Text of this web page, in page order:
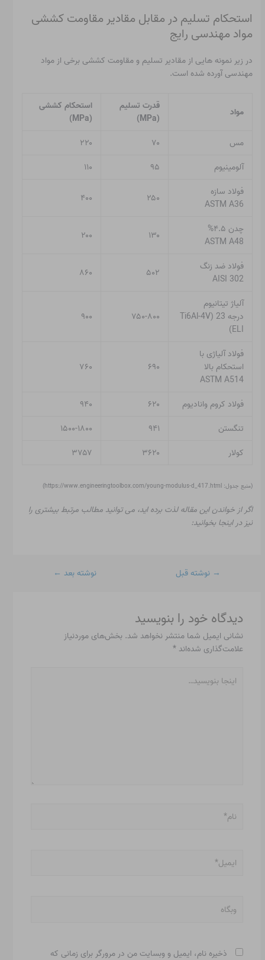
استحکام تسلیم در مقابل مقادیر مقاومت کششی
مواد مهندسی رایج
در زیر نمونه هایی از مقادیر تسلیم و مقاومت کششی برخی از مواد
مهندسی آورده شده است.
مواد
قدرت تسلیم
(MPa)
استحکام کششی
(MPa)
مس
۷۰
۲۲۰
آلومینیوم
۹۵
۱۱۰
فولاد سازه
ASTM A36
۲۵۰ ۴۰۰
چدن ۴.۵%
ASTM A48
۱۳۰ ۲۰۰
فولاد ضد زنگ
AISI 302
۵۰۲ ۸۶۰
آلیاژ تیتانیوم
درجه 23 (Ti6Al-4V
ELI)
۷۵۰-۸۰۰ ۹۰۰
فولاد آلیاژی با
استحکام بالا
ASTM A514
۶۹۰ ۷۶۰
فولاد کروم وانادیوم ۶۲۰
۹۴۰
تنگستن
۹۴۱
۱۵۰۰-۱۸۰۰
کولار
۳۶۲۰ ۳۷۵۷
(منبع جدول: https://www.engineeringtoolbox.com/young-modulus-d_417.html)
اگر از خواندن این مقاله لذت برده اید، می توانید مطالب مرتبط بیشتری را
نیز در اینجا بخوانید:
→ نوشته قبل نوشته بعد ←
دیدگاه‌ خود را بنویسید
نشانی ایمیل شما منتشر نخواهد شد. بخش‌های موردنیاز
علامت‌گذاری شده‌اند *
بنویسید…
ذخیره نام، ایمیل و وبسایت من در مرورگر برای زمانی که